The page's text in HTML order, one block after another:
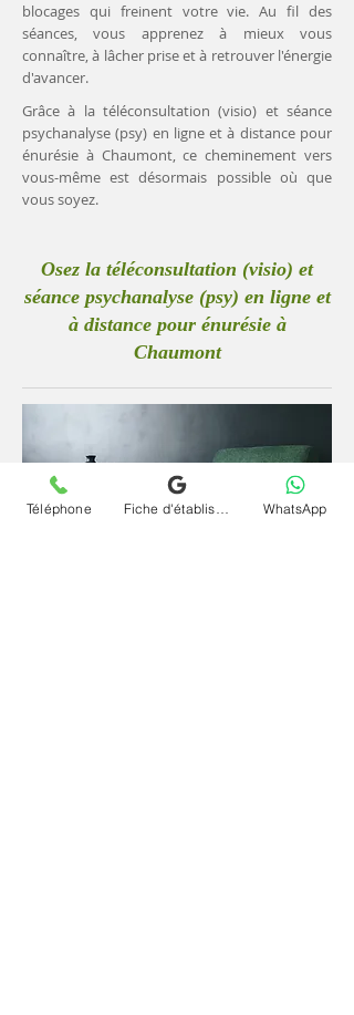
blocages qui freinent votre vie. Au fil des
séances, vous apprenez à mieux vous
connaître, à lâcher prise et à retrouver l'énergie
d'avancer.
Grâce à la téléconsultation (visio) et séance
psychanalyse (psy) en ligne et à distance pour
énurésie à Chaumont, ce cheminement vers
vous-même est désormais possible où que
vous soyez.
Osez la téléconsultation (visio) et
séance psychanalyse (psy) en ligne et
à distance pour énurésie à
Chaumont
Téléphone WhatsApp